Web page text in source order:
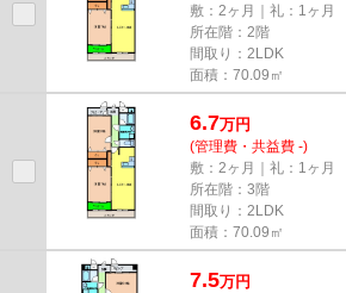
敷：2ヶ月｜礼：1ヶ月
所在階：2階
間取り：2LDK
面積：70.09㎡
6.7万円
(管理費・共益費 -)
敷：2ヶ月｜礼：1ヶ月
所在階：3階
間取り：2LDK
面積：70.09㎡
7.5万円